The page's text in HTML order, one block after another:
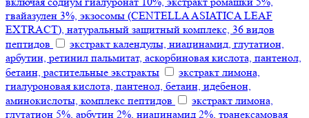
гвайазулен 3%, экзосомы (CENTELLA ASIATICA LEAF
EXTRACT), натуральный защитный комплекс, 36 видов
пептидов
экстракт календулы, ниацинамид, глутатион,
арбутин, ретинил пальмитат, аскорбиновая кислота, пантенол,
бетаин, растительные экстракты
экстракт лимона,
гиалуроновая кислота, пантенол, бетаин, идебенон,
аминокислоты, комплекс пептидов
экстракт лимона,
глутатион 5%, арбутин 2%, ниацинамид 2%, транексамовая